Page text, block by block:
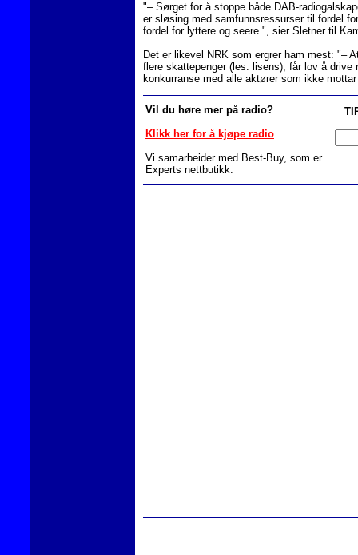
"– Sørget for å stoppe både DAB-
er sløsing med samfunnsressurser til fordel
fordel for lyttere og seere.", sier Sletner til
Det er likevel NRK som ergrer ham mest: "–
flere skattepenger (les: lisens), får lov å drive
konkurranse med alle aktører som ikke
Vil du høre mer på radio?
Klikk her for å kjøpe radio
Vi samarbeider med Best-Buy, som er
Experts nettbutikk.